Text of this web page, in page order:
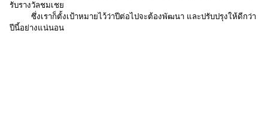
รับรางวัลชมเชย
ซึ่งเราก็ตั้งเป้าหมายไว้ว่าปีต่อไปจะต้องพัฒนา และปรับปรุงให้ดีกว่า
ปีนี้อย่างแน่นอน